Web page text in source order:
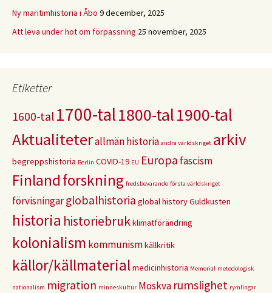
Ny maritimhistoria i Åbo 9 december, 2025
Att leva under hot om förpassning 25 november, 2025
Etiketter
1600-tal 1700-tal1800-tal1900-tal
Aktualiteterallmän historia andra världskriget arkiv
begreppshistoria Berlin COVID-19 EU Europa fascism
Finlandforskning fredsbevarande första världskriget
förvisningarglobalhistoria global historyGuldkusten
historia historiebrukklimatförändring
kolonialism kommunismkällkritik
källor/källmaterialmedicinhistoria Memorial metodologisk
nationalism migration minneskultur Moskva rumslighet rymlingar